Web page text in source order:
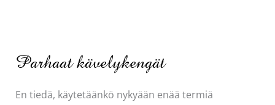
Parhaat kävelykengät
En tiedä, käytetäänkö nykyään enää termiä